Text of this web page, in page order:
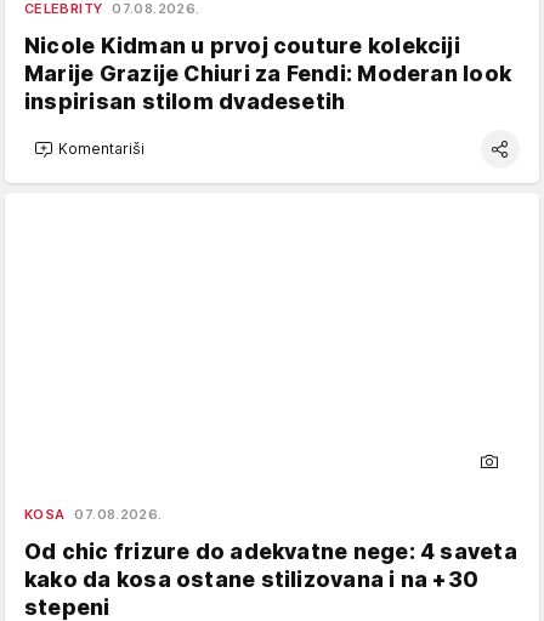
CELEBRITY 07.08.2026.
Nicole Kidman u prvoj couture kolekciji
Marije Grazije Chiuri za Fendi: Moderan look
inspirisan stilom dvadesetih
Komentariši
KOSA 07.08.2026.
Od chic frizure do adekvatne nege: 4 saveta
kako da kosa ostane stilizovana i na +30
stepeni